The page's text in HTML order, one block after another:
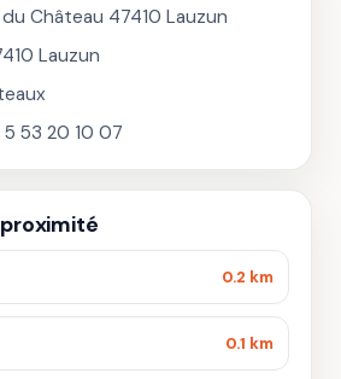
Château 47410 Lauzun
Lauzun
5 53 20 10 07
0.2 km
0.1 km